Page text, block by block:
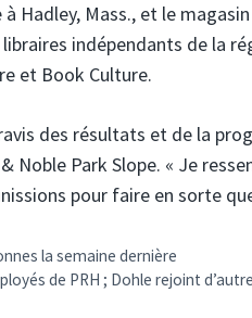
Hadley, Mass., et le
indépendants de la
et Book Culture.
des résultats et de la
Noble Park Slope. « Je
pour faire en sorte
la semaine dernière
de PRH ; Dohle rejoint